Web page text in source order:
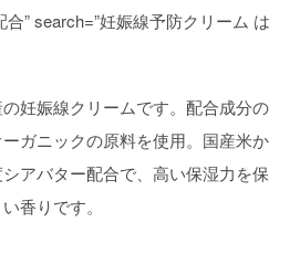
” search=”妊娠線予防クリーム は
妊娠線クリームです。配合成分の
ガニックの原料を使用。国産米か
アバター配合で、高い保湿力を保
香りです。